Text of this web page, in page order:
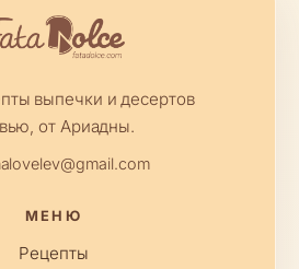
выпечки и десертов
от Ариадны.
МЕНЮ
Рецепты